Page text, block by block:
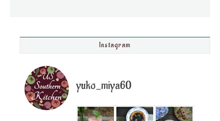
Instagram
yuko_miya60